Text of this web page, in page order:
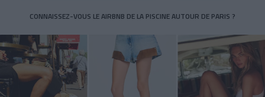
CONNAISSEZ-VOUS LE AIRBNB DE LA PISCINE AUTOUR DE PARIS ?